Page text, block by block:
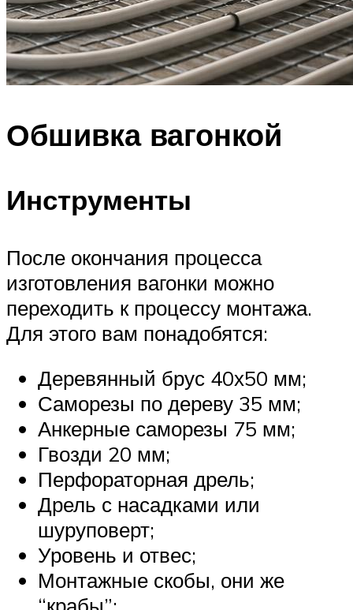
Обшивка вагонкой
Инструменты
После окончания процесса
изготовления вагонки можно
переходить к процессу монтажа.
Для этого вам понадобятся:
Деревянный брус 40х50 мм;
Саморезы по дереву 35 мм;
Анкерные саморезы 75 мм;
Гвозди 20 мм;
Перфораторная дрель;
Дрель с насадками или
шуруповерт;
Уровень и отвес;
Монтажные скобы, они же